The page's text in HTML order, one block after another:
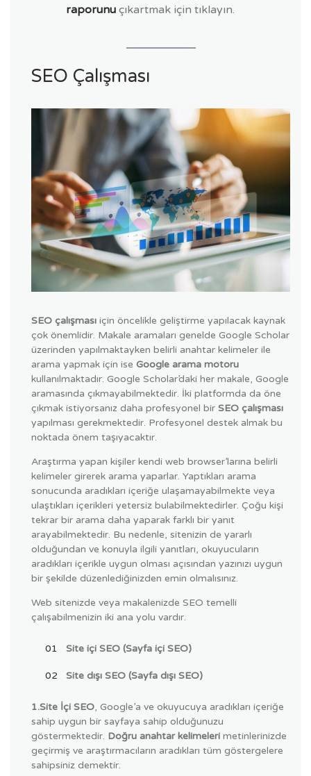
raporunu çıkartmak için tıklayın.
SEO Çalışması
SEO çalışması için öncelikle geliştirme yapılacak kaynak
çok önemlidir. Makale aramaları genelde Google Scholar
üzerinden yapılmaktayken belirli anahtar kelimeler ile
arama yapmak için ise Google arama motoru
kullanılmaktadır. Google Scholar’daki her makale, Google
aramasında çıkmayabilmektedir. İki platformda da öne
çıkmak istiyorsanız daha profesyonel bir SEO çalışması
yapılması gerekmektedir. Profesyonel destek almak bu
noktada önem taşıyacaktır.
Araştırma yapan kişiler kendi web browser’larına belirli
kelimeler girerek arama yaparlar. Yaptıkları arama
sonucunda aradıkları içeriğe ulaşamayabilmekte veya
ulaştıkları içerikleri yetersiz bulabilmektedirler. Çoğu kişi
tekrar bir arama daha yaparak farklı bir yanıt
arayabilmektedir. Bu nedenle, sitenizin de yararlı
olduğundan ve konuyla ilgili yanıtları, okuyucuların
aradıkları içerikle uygun olması açısından yazınızı uygun
bir şekilde düzenlediğinizden emin olmalısınız.
Web sitenizde veya makalenizde SEO temelli
çalışabilmenizin iki ana yolu vardır.
Site içi SEO (Sayfa içi SEO)
Site dışı SEO (Sayfa dışı SEO)
1.Site İçi SEO, Google’a ve okuyucuya aradıkları içeriğe
sahip uygun bir sayfaya sahip olduğunuzu
göstermektedir. Doğru anahtar kelimeleri metinlerinizde
geçirmiş ve araştırmacıların aradıkları tüm göstergelere
sahipsiniz demektir.